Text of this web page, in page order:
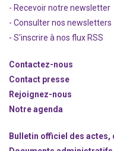
- Recevoir notre newsletter
- Consulter nos newsletters
- S'inscrire à nos flux RSS
Contactez-nous
Contact presse
Rejoignez-nous
Notre agenda
Bulletin officiel des actes,